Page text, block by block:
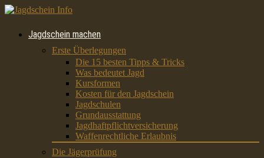
Jagdschein machen
Erste Überlegungen
Die 15 besten Tipps & Tricks
Was bedeutet Jagd
Kursformen
Kosten für den Jagdschein
Jagdschulen
Grundausstattung
Jagdhaftpflichtversicherung
Waffenrechtliche Erlaubnis
Die Jägerprüfung